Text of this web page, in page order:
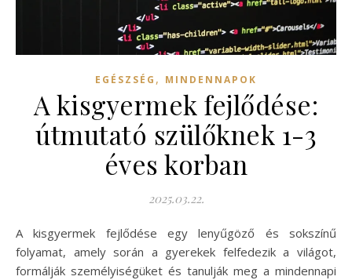
EGÉSZSÉG , MINDENNAPOK
A kisgyermek fejlődése:
útmutató szülőknek 1-3
éves korban
2025.03.22.
A kisgyermek fejlődése egy lenyűgöző és sokszínű
folyamat, amely során a gyerekek felfedezik a világot,
formálják személyiségüket és tanulják meg a mindennapi